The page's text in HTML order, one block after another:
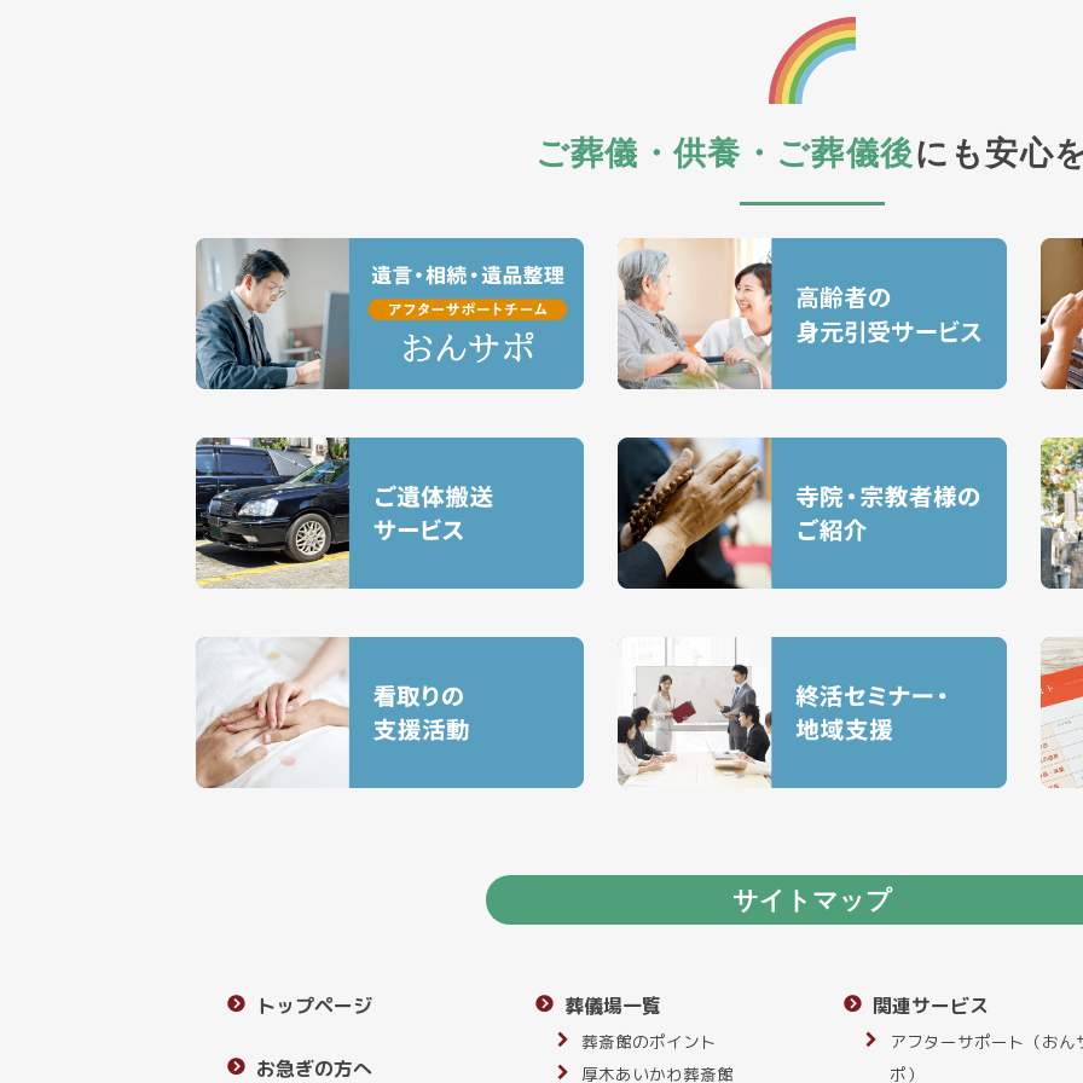
ご葬儀・供養・ご葬儀後にも安心
サイトマップ
トップページ
お急ぎの方へ
葬儀場一覧
葬斎館のポイント
厚木あいかわ葬斎館
関連サービス
アフターサポート（おん
ポ）